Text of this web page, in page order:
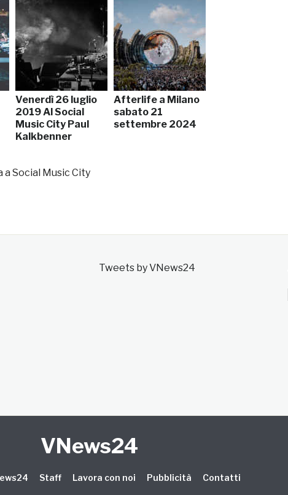
Venerdì 26 luglio
2019 Al Social
Music City Paul
Kalkbenner
Afterlife a Milano
sabato 21
settembre 2024
Social Music City
Tweets by VNews24
VNews24
Staff Lavora con noi Pubblicità Contatti